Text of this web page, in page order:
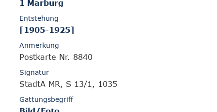
1 Marburg
Entstehung
[1905-1925]
Anmerkung
Postkarte Nr. 8840
Signatur
StadtA MR, S 13/1, 1035
Gattungsbegriff